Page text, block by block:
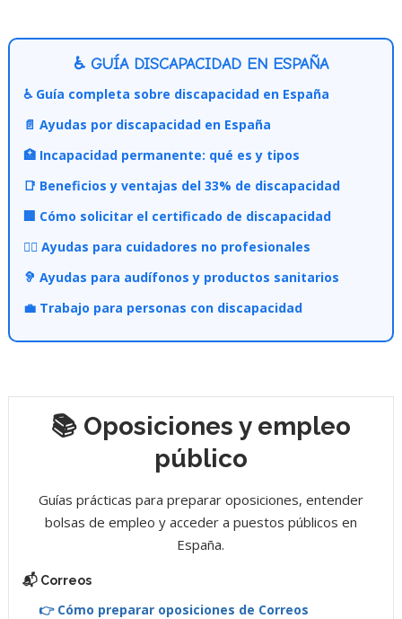
♿ GUÍA DISCAPACIDAD EN ESPAÑA
♿ Guía completa sobre discapacidad en España
📄 Ayudas por discapacidad en España
🏥 Incapacidad permanente: qué es y tipos
📑 Beneficios y ventajas del 33% de discapacidad
🏢 Cómo solicitar el certificado de discapacidad
👩‍⚕️ Ayudas para cuidadores no profesionales
🦻 Ayudas para audífonos y productos sanitarios
💼 Trabajo para personas con discapacidad
📚 Oposiciones y empleo
público
Guías prácticas para preparar oposiciones, entender
bolsas de empleo y acceder a puestos públicos en
España.
📬 Correos
👉 Cómo preparar oposiciones de Correos